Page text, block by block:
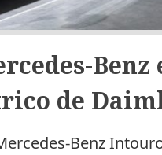
de
Benz